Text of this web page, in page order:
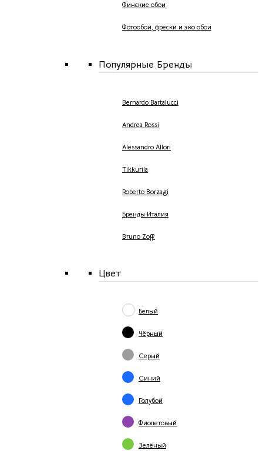
Финские обои
Фотообои, фрески и эко обои
Популярные Бренды
Bernardo Bartalucci
Andrea Rossi
Alessandro Allori
Tikkurila
Roberto Borzagi
Бренды Италия
Bruno Zoff
Цвет
Белый
Чёрный
Серый
Синий
Голубой
Фиолетовый
Зелёный